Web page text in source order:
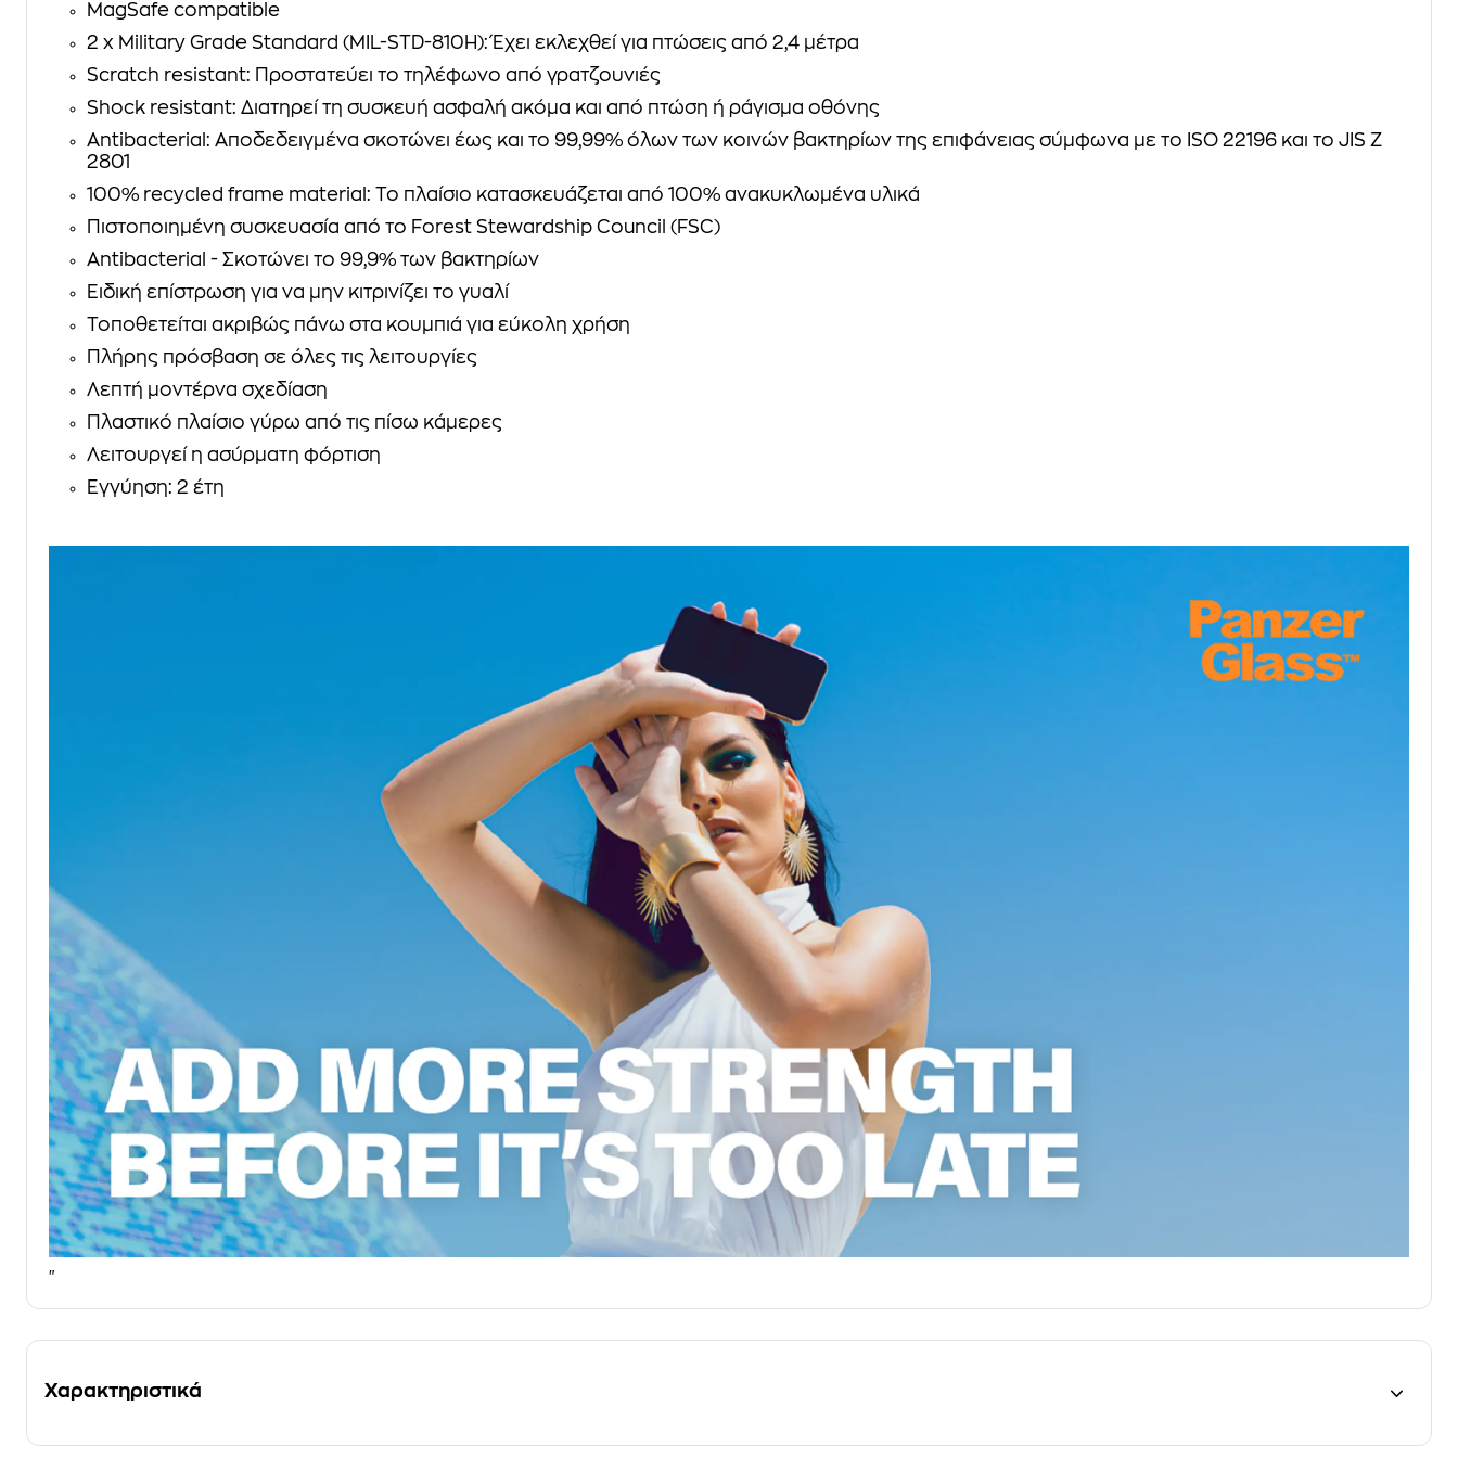
MagSafe compatible
2 x Military Grade Standard (MIL-STD-810H): Έχει εκλεχθεί για πτώσεις από 2,4 μέτρα
Scratch resistant: Προστατεύει το τηλέφωνο από γρατζουνιές
Shock resistant: Διατηρεί τη συσκευή ασφαλή ακόμα και από πτώση ή ράγισμα οθόνης
Antibacterial: Αποδεδειγμένα σκοτώνει έως και το 99,99% όλων των κοινών βακτηρίων της επιφάνειας σύμφωνα με το ISO 22196 και το JIS Z
2801
100% recycled frame material: Το πλαίσιο κατασκευάζεται από 100% ανακυκλωμένα υλικά
Πιστοποιημένη συσκευασία από το Forest Stewardship Council (FSC)
Antibacterial - Σκοτώνει το 99,9% των βακτηρίων
Ειδική επίστρωση για να μην κιτρινίζει το γυαλί
Τοποθετείται ακριβώς πάνω στα κουμπιά για εύκολη χρήση
Πλήρης πρόσβαση σε όλες τις λειτουργίες
Λεπτή μοντέρνα σχεδίαση
Πλαστικό πλαίσιο γύρω από τις πίσω κάμερες
Λειτουργεί η ασύρματη φόρτιση
Εγγύηση: 2 έτη
"
Χαρακτηριστικά